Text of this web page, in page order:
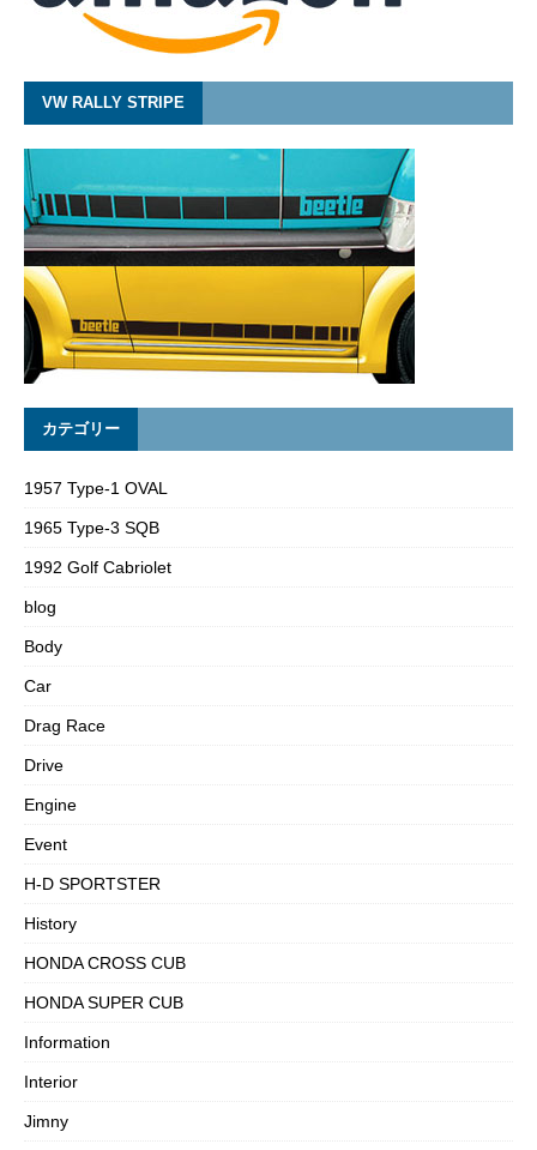
VW RALLY STRIPE
カテゴリー
1957 Type-1 OVAL
1965 Type-3 SQB
1992 Golf Cabriolet
blog
Body
Car
Drag Race
Drive
Engine
Event
H-D SPORTSTER
History
HONDA CROSS CUB
HONDA SUPER CUB
Information
Interior
Jimny